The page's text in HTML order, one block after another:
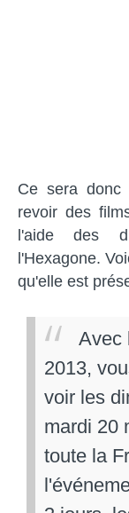
Ce sera donc
revoir des
l'aide des
l'Hexagone.
qu'elle est
Avec
2013,
voir les
mardi 20
toute la